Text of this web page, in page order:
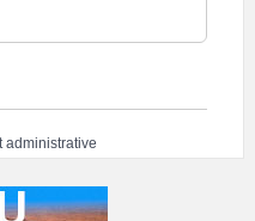
administrative